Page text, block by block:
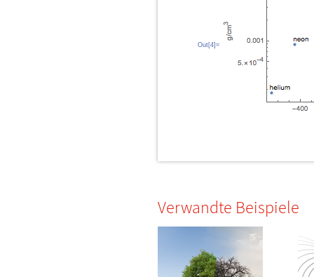
Out[4]=
Verwandte Beispiele